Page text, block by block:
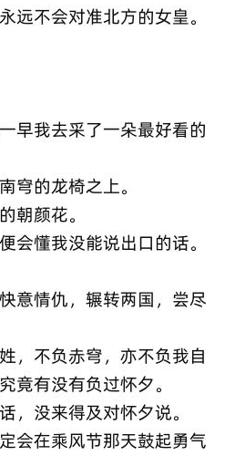
远不会对准北方的女皇。
早我去采了一朵最好看的
穹的龙椅之上。
朝颜花。
会懂我没能说出口的话。
意情仇，辗转两国，尝尽
，不负赤穹，亦不负我自
竟有没有负过怀夕。
，没来得及对怀夕说。
会在乘风节那天鼓起勇气